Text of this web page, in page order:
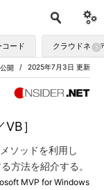
コード クラウドネイ
2025年7月3日 更新
開
］
ソッドを利用し
方法を紹介する。
MVP for Windows